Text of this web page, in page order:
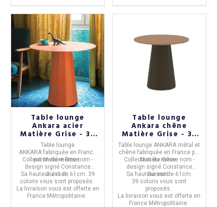
Table lounge
Ankara acier
Matière Grise - 39
coloris
Table lounge
ANKARAfabriquée en France
parMatière Grise.
Collection du même nom -
design signé Constance
Guisset.
Sa hauteur est de 61cm. 39
coloris vous sont proposés.
La livraison vous est offerte en
France Métropolitaine.
Table lounge
Ankara chêne
Matière Grise - 39
coloris
Table lounge ANKARA métal et
chêne fabriquée en Francepar
Matière Grise.
Collection du même nom -
design signé Constance
Guisset.
Sa hauteur est de 61cm.
39 coloris vous sont
proposés.
La livraison vous est offerte en
France Métropolitaine.